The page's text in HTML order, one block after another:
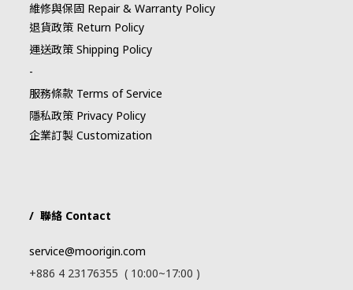
維修與保固 Repair & Warranty Policy
退貨政策 Return Policy
運送政策 Shipping Policy
-
服務條款 Terms of Service
隱私政策 Privacy Policy
企業訂製 Customization
/ 聯絡 Contact
service@moorigin.com
+886 4 23176355 ( 10:00~17:00 )